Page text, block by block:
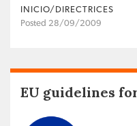
INICIO/DIRECTRICES
Posted 28/09/2009
EU guidelines